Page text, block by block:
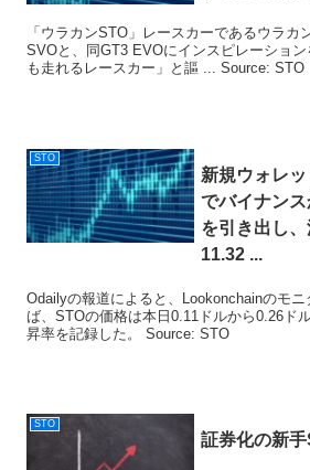
「ウラカンSTO」レースカーであるウラカ
SVOと、同GT3 EVOにインスピレーショ
も走れるレースカー」と謳 ... Source: STO
STO
新規ウォレ
でバイナン
を引き出し
11.32 ...
Odailyの報道によると、Lookonchainのモ
ば、STOの価格は本日0.11ドルから0.26ド
昇率を記録した。 Source: STO
STO
証券化の新手